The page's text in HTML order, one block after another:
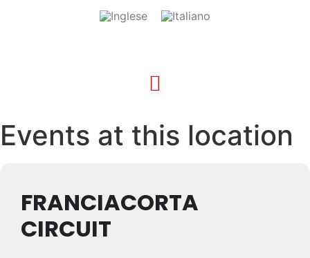
Events at this location
FRANCIACORTA
CIRCUIT